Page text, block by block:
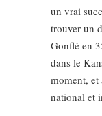
un vrai
trouver un
Gonflé en
dans le
moment,
national et